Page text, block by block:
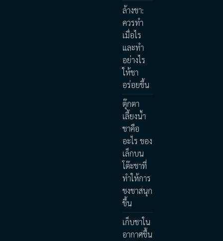
ล้างชา:
ควรทำ
เมื่อไร
และทำ
อย่างไร
ให้ชา
อร่อยขึ้น
ตุ๊กตา
เลี้ยงน้ำ
ชาคือ
อะไร ของ
เล็กบน
โต๊ะชาที่
ทำให้การ
ชงชาสนุก
ขึ้น
เก็บชาใน
อากาศชื้น